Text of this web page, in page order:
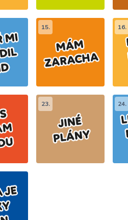
15. 16.
23. 24.